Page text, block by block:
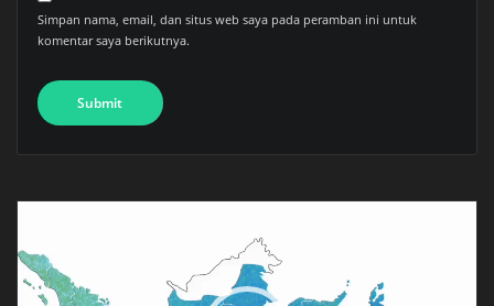
Simpan nama, email, dan situs web saya pada peramban ini untuk
komentar saya berikutnya.